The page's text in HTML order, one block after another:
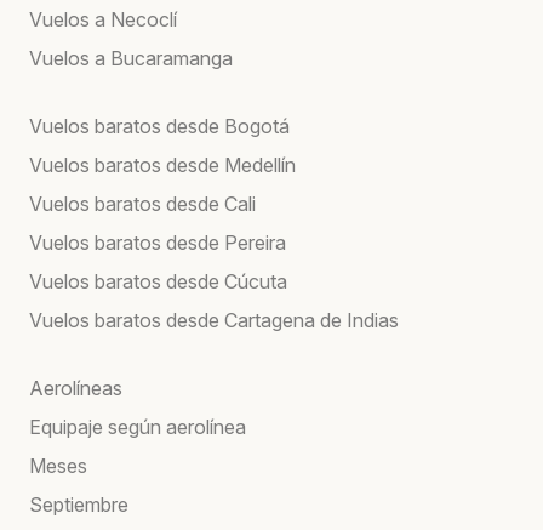
Vuelos a Necoclí
Vuelos a Bucaramanga
Vuelos baratos desde Bogotá
Vuelos baratos desde Medellín
Vuelos baratos desde Cali
Vuelos baratos desde Pereira
Vuelos baratos desde Cúcuta
Vuelos baratos desde Cartagena de Indias
Aerolíneas
Equipaje según aerolínea
Meses
Septiembre